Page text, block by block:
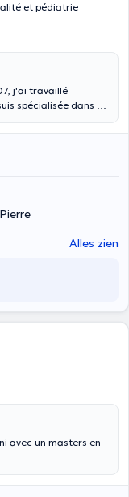
et pédiatrie
j'ai travaillé
Alles zien
avec un masters en